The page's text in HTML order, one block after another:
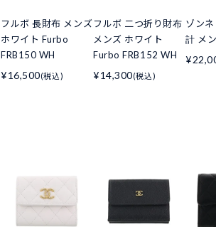
フルボ 長財布 メンズ
ホワイト Furbo
FRB150 WH
¥16,500(税込)
フルボ 二つ折り財布
メンズ ホワイト
Furbo FRB152 WH
¥14,300(税込)
ゾン
計 メ